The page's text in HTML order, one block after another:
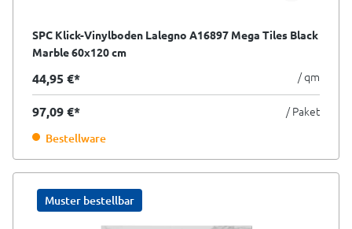
SPC Klick-Vinylboden Lalegno A16897 Mega Tiles Black
Marble 60x120 cm
44,95 €* / qm
97,09 €* / Paket
Bestellware
Muster bestellbar